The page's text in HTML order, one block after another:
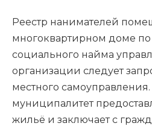
Реестр нанимателей
многоквартирном доме по
социального найма
организации следует
местного
муниципалитет
жильё и заключает с